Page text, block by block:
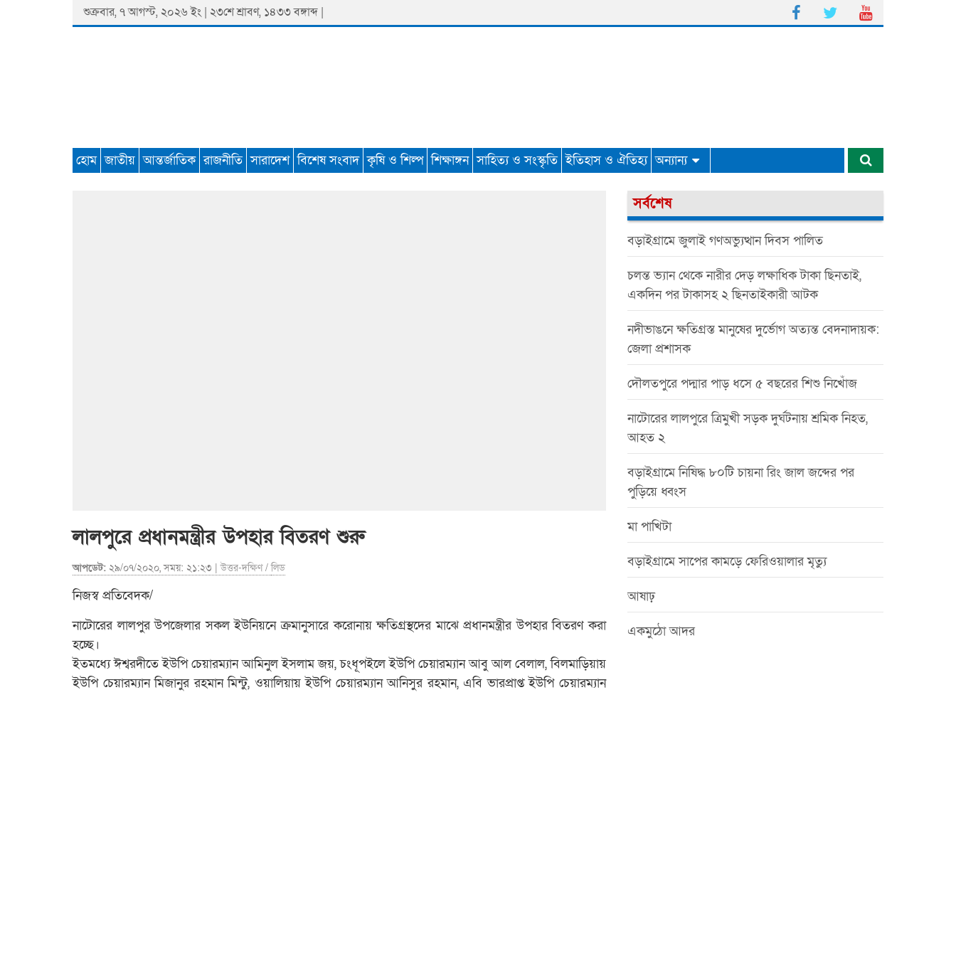
শুক্রবার, ৭ আগস্ট, ২০২৬ ইং | ২৩শে শ্রাবণ, ১৪৩৩ বঙ্গাব্দ |
Padmaprobaha
হোম জাতীয় আন্তর্জাতিক রাজনীতি সারাদেশ বিশেষ সংবাদ কৃষি ও শিল্প শিক্ষাঙ্গন সাহিত্য ও সংস্কৃতি ইতিহাস ও ঐতিহ্য অন্যান্য
লালপুরে প্রধানমন্ত্রীর উপহার বিতরণ শুরু
আপডেট: ২৯/০৭/২০২০, সময়: ২১:২৩ |উত্তর-দক্ষিণ/লিড
নিজস্ব প্রতিবেদক/
নাটোরের লালপুর উপজেলার সকল ইউনিয়নে ক্রমানুসারে করোনায় ক্ষতিগ্রস্থদের মাঝে প্রধানমন্ত্রীর উপহার বিতরণ করা
হচ্ছে।
ইতমধ্যে ঈশ্বরদীতে ইউপি চেয়ারম্যান আমিনুল ইসলাম জয়, চংধূপইলে ইউপি চেয়ারম্যান আবু আল বেলাল, বিলমাড়িয়ায়
ইউপি চেয়ারম্যান মিজানুর রহমান মিন্টু, ওয়ালিয়ায় ইউপি চেয়ারম্যান আনিসুর রহমান, এবি ভারপ্রাপ্ত ইউপি চেয়ারম্যান
সর্বশেষ
বড়াইগ্রামে জুলাই গণঅভ্যুত্থান দিবস পালিত
চলন্ত ভ্যান থেকে নারীর দেড় লক্ষাধিক টাকা ছিনতাই,
একদিন পর টাকাসহ ২ ছিনতাইকারী আটক
নদীভাঙনে ক্ষতিগ্রস্ত মানুষের দুর্ভোগ অত্যন্ত বেদনাদায়ক:
জেলা প্রশাসক
দৌলতপুরে পদ্মার পাড় ধসে ৫ বছরের শিশু নিখোঁজ
নাটোরের লালপুরে ত্রিমুখী সড়ক দুর্ঘটনায় শ্রমিক নিহত,
আহত ২
বড়াইগ্রামে নিষিদ্ধ ৮০টি চায়না রিং জাল জব্দের পর
পুড়িয়ে ধ্বংস
মা পাখিটা
বড়াইগ্রামে সাপের কামড়ে ফেরিওয়ালার মৃত্যু
আষাঢ়
একমুঠো আদর